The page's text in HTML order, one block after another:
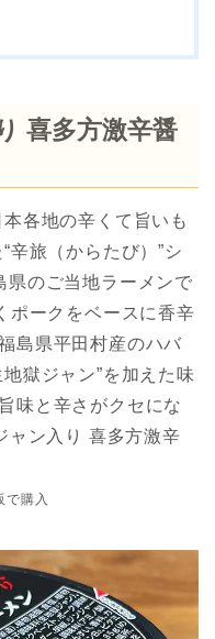
喜多方激辛醤
各地の辛くて旨いも
辛旅（からたび）”シ
県のご当地ラーメンで
ポークをベースに香辛
島県平田村産のハバ
獄ジャン”を加えた味
味と辛さがクセにな
ャン入り 喜多方激辛
購入